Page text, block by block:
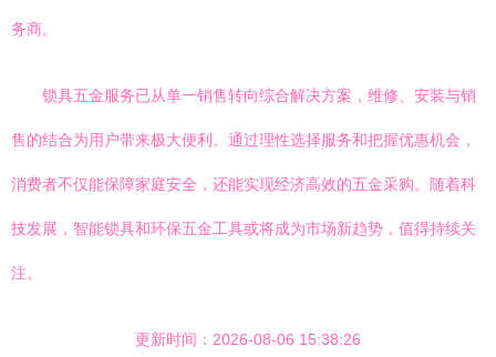
务商。
锁具五金服务已从单一销售转向综合解决方案，维修、安装与销
售的结合为用户带来极大便利。通过理性选择服务和把握优惠机会，
消费者不仅能保障家庭安全，还能实现经济高效的五金采购。随着科
技发展，智能锁具和环保五金工具或将成为市场新趋势，值得持续关
注。
更新时间：2026-08-06 15:38:26